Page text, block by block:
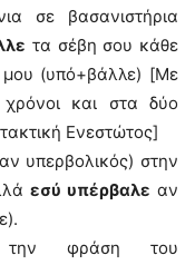
σε βασανιστήρια
τα σέβη σου κάθε
(υπό+βάλλε) [Με
χρόνοι και στα δύο
Ενεστώτος]
υπερβολικός) στην
εσύ υπέρβαλε αν
φράση του